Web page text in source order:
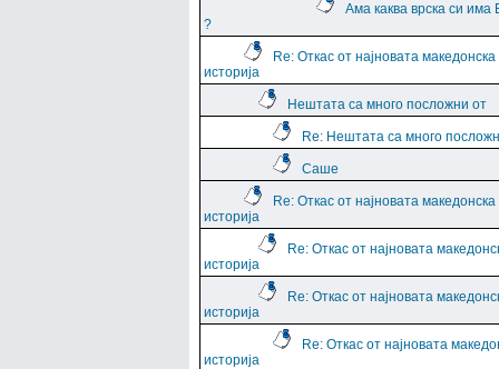
Ама каква врска си има
?
Re: Откас от најновата македонска
историја
Нештата са много посложни от
Re: Нештата са много
Саше
Re: Откас от најновата македонска
историја
Re: Откас от најновата
историја
Re: Откас от најновата
историја
Re: Откас от најновата
историја